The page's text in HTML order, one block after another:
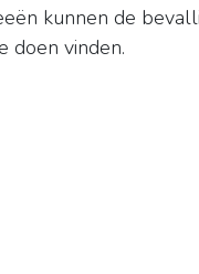
kunnen de
doen vinden.